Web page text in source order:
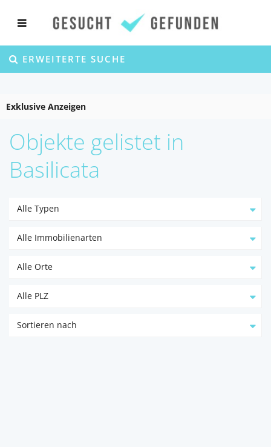
ERWEITERTE SUCHE
Exklusive Anzeigen
Objekte gelistet in
Basilicata
Alle Typen
Alle Immobilienarten
Alle Orte
Alle PLZ
Sortieren nach